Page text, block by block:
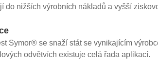
do nižších výrobních nákladů a vyšší
Symor® se snaží stát se vynikajícím
odvětvích existuje celá řada aplikací.